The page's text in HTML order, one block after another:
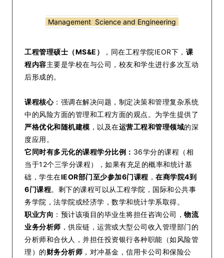
Management Science and Engineering
工程管理硕士（MS&E） ，同在工程学院IEOR下， 课
程内容主要是学校在与公司，校友和学生进行多次互动
后形成的。
课程核心：强调在解决问题，制定决策和管理复杂系统
中的风险方面的管理和工程方面的观点。为学生提供了
严格优化和随机建模 ，以及在运营工程和管理领域的深
度应用。
它同时有多元化的课程学分比例： 36学分的课程（相
当于12个三学分课程），如果有充足的概率和统计基
础，学生在IEOR部门至少参加6门课程 ， 在商学院4到
6门课程。剩下的课程可以从工程学院，国际和公共事
务学院，法学院或经济学，数学和统计学系取得。
职业方向 ：预计该项目的毕业生将担任咨询公司， 物流
业务分析师 ，供应链，运营或大型公司收入管理部门的
分析师和合伙人，并担任投资银行各种职能（如风险管
理）的财务分析师 ，对冲基金，信用卡公司和保险公